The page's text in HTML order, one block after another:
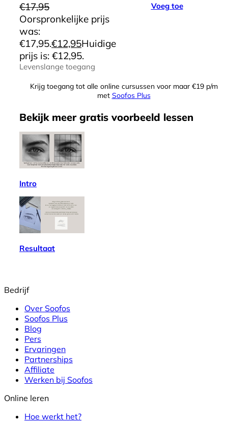
€17,95
Oorspronkelijke prijs
was:
€17,95.€12,95Huidige
prijs is: €12,95.
Levenslange toegang
Voeg toe
Krijg toegang tot alle online cursussen voor maar €19 p/m
met Soofos Plus
Bekijk meer gratis voorbeeld lessen
Intro
Resultaat
Bedrijf
Over Soofos
Soofos Plus
Blog
Pers
Ervaringen
Partnerships
Affiliate
Werken bij Soofos
Online leren
Hoe werkt het?